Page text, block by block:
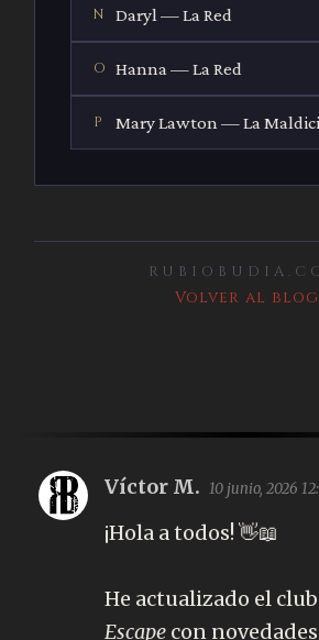
N Daryl — La Red
O Hanna — La Red
P Mary Lawton — La
Volver al blog
ComentariosVíctor M. 10 junio, 2026
¡Hola a todos! 👋📖
He actualizado el
Escape con